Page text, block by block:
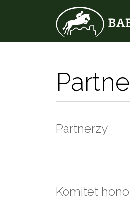
Partnerzy
Komitet